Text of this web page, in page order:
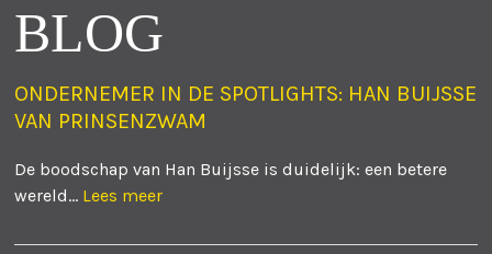
BLOG
ONDERNEMER IN DE SPOTLIGHTS: HAN BUIJSSE
VAN PRINSENZWAM
De boodschap van Han Buijsse is duidelijk: een betere
wereld... Lees meer